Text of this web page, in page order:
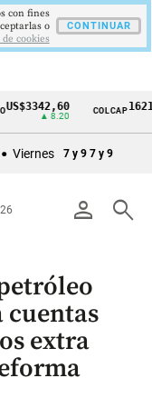
COLCAP1621,34
Viernes 7 y 9 7 y 9
person search
cuentas
extra
con fines
o
cookies
CONTINUAR